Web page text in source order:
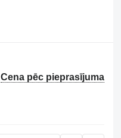
Cena pēc pieprasījuma